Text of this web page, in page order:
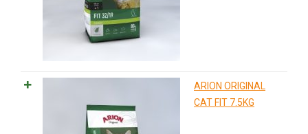
ARION ORIGINAL
CAT FIT 7.5KG